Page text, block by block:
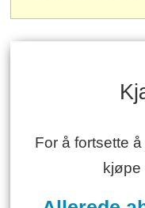
For å fortsette